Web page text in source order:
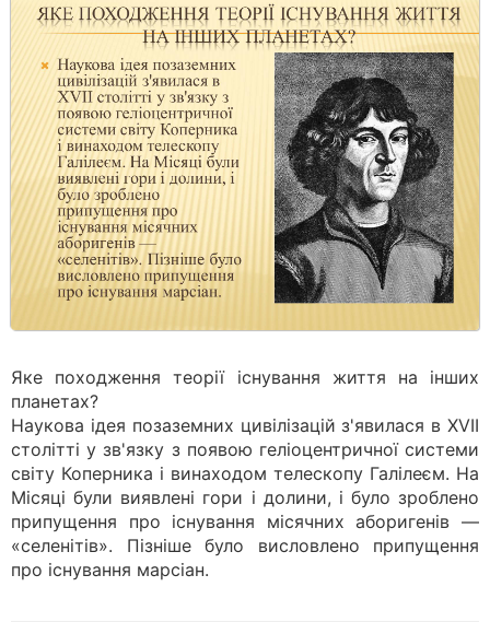
Яке походження теорії існування життя на інших
планетах?
Наукова ідея позаземних цивілізацій з'явилася в XVII
столітті у зв'язку з появою геліоцентричної системи
світу Коперника і винаходом телескопу Галілеєм. На
Місяці були виявлені гори і долини, і було зроблено
припущення про існування місячних аборигенів —
«селенітів». Пізніше було висловлено припущення
про існування марсіан.